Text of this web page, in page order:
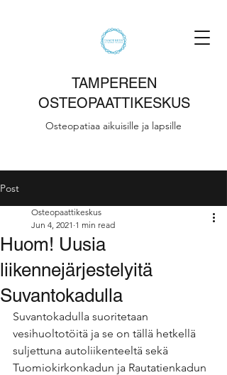
TAMPEREEN
OSTEOPAATTIKESKUS
Osteopatiaa aikuisille ja lapsille
Post
Huom! Uusia
liikennejärjestelyitä
Suvantokadulla
Osteopaattikeskus
Jun 4, 2021 1 min read
Suvantokadulla suoritetaan
vesihuoltotöitä ja se on tällä hetkellä
suljettuna autoliikenteeltä sekä
Tuomiokirkonkadun ja Rautatienkadun